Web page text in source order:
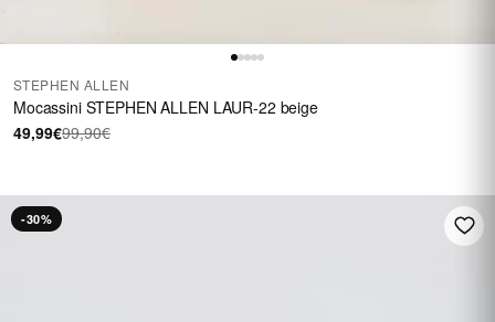
STEPHEN ALLEN
Mocassini STEPHEN ALLEN LAUR-22 beige
49,99€99,90€
-30%